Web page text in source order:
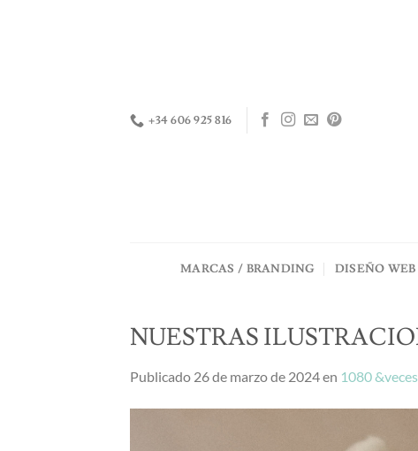
+34 606 925 816
MARCAS / BRANDING DISEÑO WEB
NUESTRAS
Publicado 26 de marzo de 2024en 1080